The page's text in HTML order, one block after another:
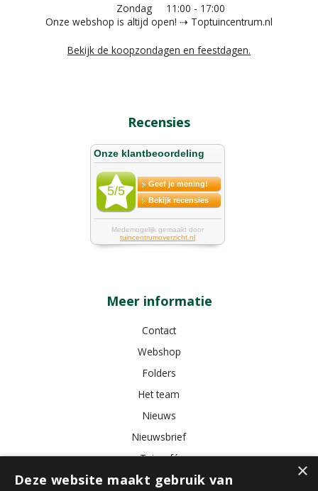
Zondag
11:00 - 17:00
Onze webshop is altijd open! ⇢ Toptuincentrum.nl
Bekijk de koopzondagen en feestdagen.
Recensies
Meer informatie
Contact
Webshop
Folders
Het team
Nieuws
Nieuwsbrief
Tuincafé
Vacatures
×
Deze website maakt gebruik van